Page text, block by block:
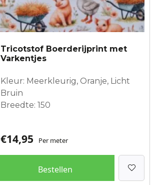
Tricotstof Boerderijprint met
Varkentjes
Kleur: Meerkleurig, Oranje, Licht
Bruin
Breedte: 150
€14,95 Per meter
Bestellen